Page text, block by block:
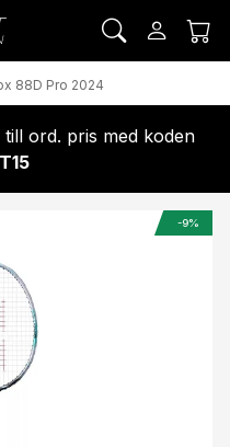
88D Pro 2024
ord. pris med koden
-9%